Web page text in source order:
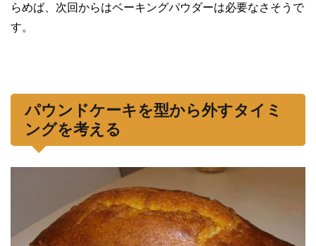
らめば、次回からはベーキングパウダーは必要なさそうで
す。
パウンドケーキを型から外すタイミ
ングを考える